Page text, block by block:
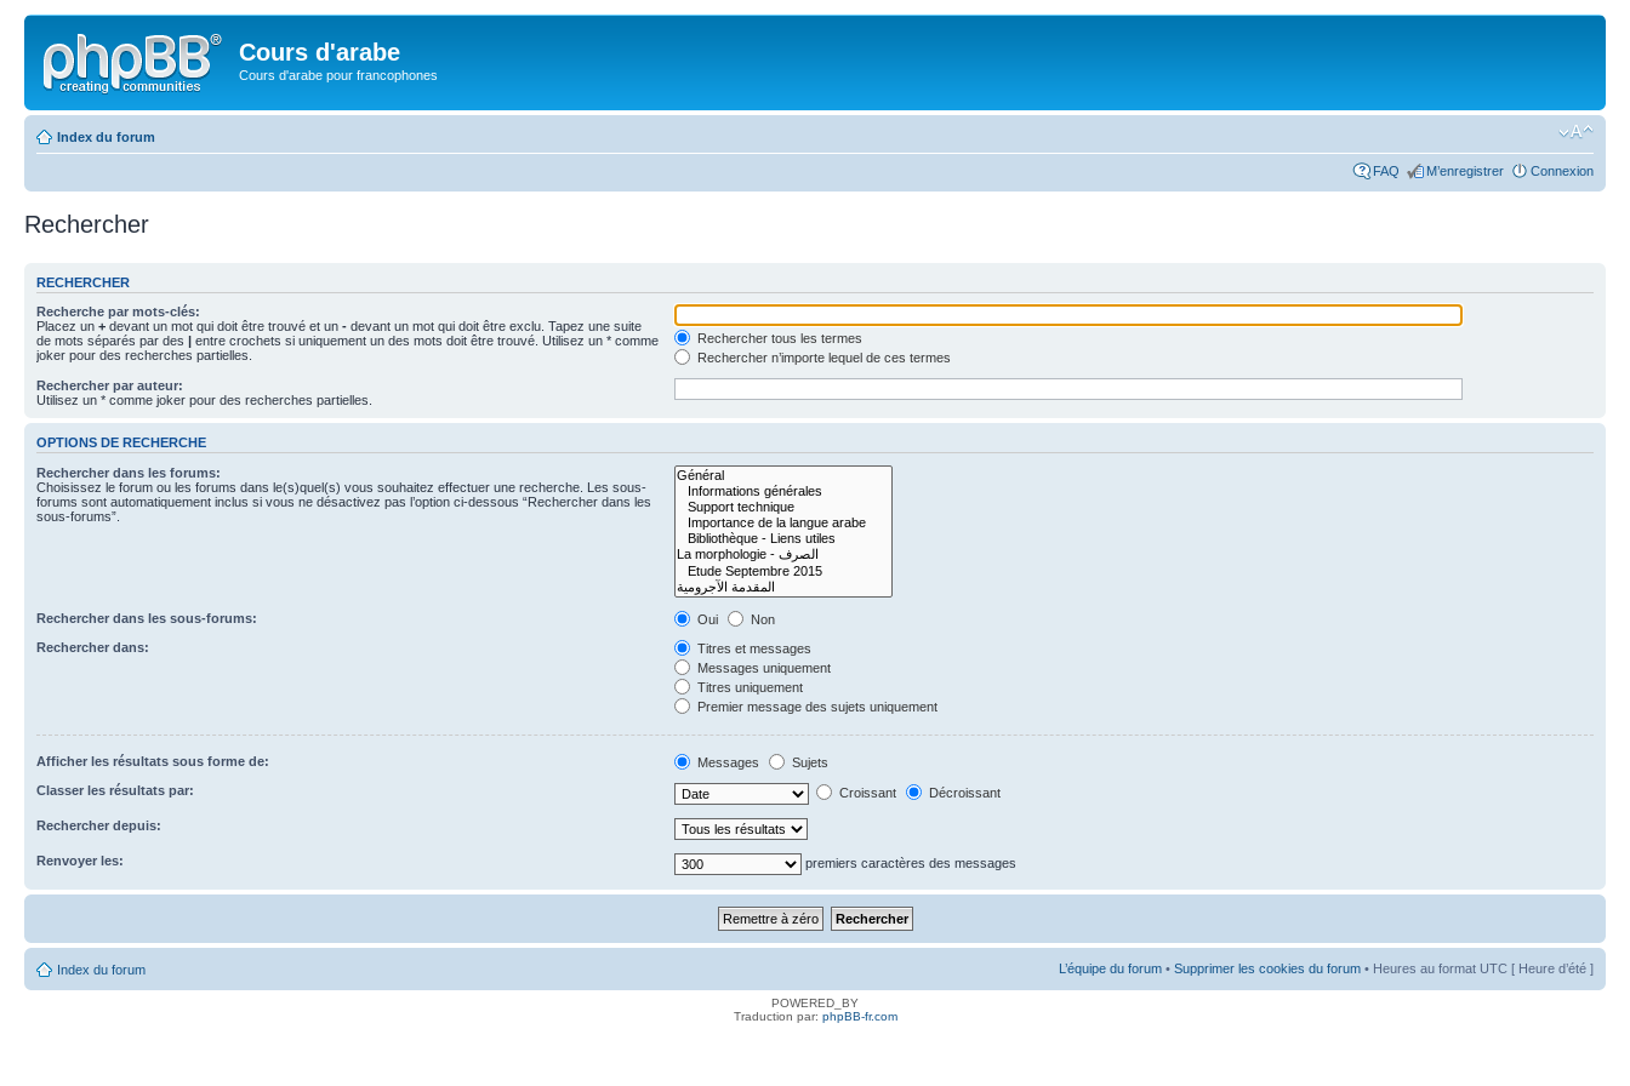
Cours d'arabe
Cours d'arabe pour francophones
Index du forum
FAQ M’enregistrer Connexion
Rechercher
RECHERCHER
Recherche par mots-clés:
Placez un + devant un mot qui doit être trouvé et un - devant un mot qui doit être exclu. Tapez une suite
de mots séparés par des | entre crochets si uniquement un des mots doit être trouvé. Utilisez un * comme
joker pour des recherches partielles.
Rechercher tous les termes
Rechercher n’importe lequel de ces termes
Rechercher par auteur:
Utilisez un * comme joker pour des recherches partielles.
OPTIONS DE RECHERCHE
Rechercher dans les forums:
Choisissez le forum ou les forums dans le(s)quel(s) vous souhaitez effectuer une recherche. Les sous-
forums sont automatiquement inclus si vous ne désactivez pas l’option ci-dessous “Rechercher dans les
sous-forums”.
Rechercher dans les sous-forums: Oui
Non
Rechercher dans:
Titres et messages
Messages uniquement
Titres uniquement
Premier message des sujets uniquement
Afficher les résultats sous forme de: Messages
Sujets
Classer les résultats par:
Croissant Décroissant
Rechercher depuis:
Renvoyer les: premiers caractères des messages
Index du forum L’équipe du forum • Supprimer les cookies du forum • Heures au format UTC [ Heure d’été ]
POWERED_BY
Traduction par: phpBB-fr.com